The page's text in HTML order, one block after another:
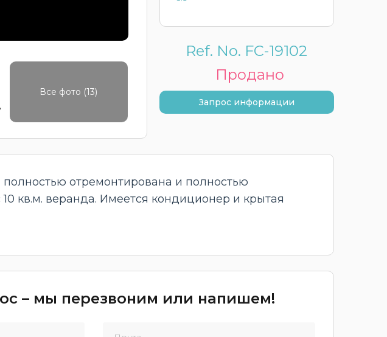
Все фото (13)
Ref. No. FC-19102
Продано
Запрос информации
отремонтирована и полностью
кв.м. веранда. Имеется кондиционер и крытая
– мы перезвоним или напишем!